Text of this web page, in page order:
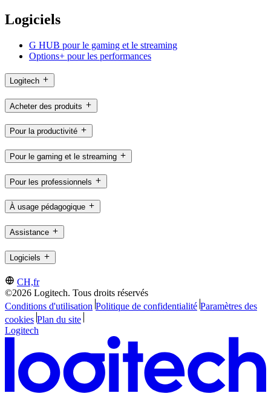
Logiciels
G HUB pour le gaming et le streaming
Options+ pour les performances
Logitech
Acheter des produits
Pour la productivité
Pour le gaming et le streaming
Pour les professionnels
À usage pédagogique
Assistance
Logiciels
CH,fr
©2026 Logitech. Tous droits réservés
Conditions d'utilisation Politique de confidentialité Paramètres des
cookies Plan du site
Logitech